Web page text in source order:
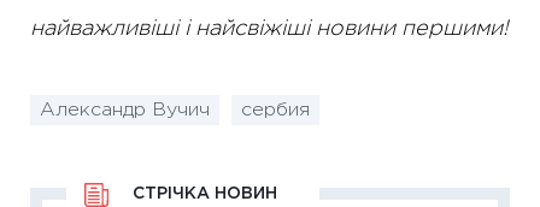
найважливіші і найсвіжіші новини першими!
Александр Вучич сербия
СТРІЧКА НОВИН